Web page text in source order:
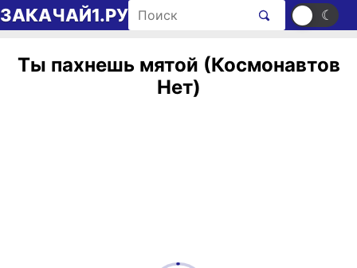
Перейти к содержимому
ЗАКАЧАЙ1.РУ Поиск рингтонов ☀ ☾
Ты пахнешь мятой (Космонавтов
Нет)